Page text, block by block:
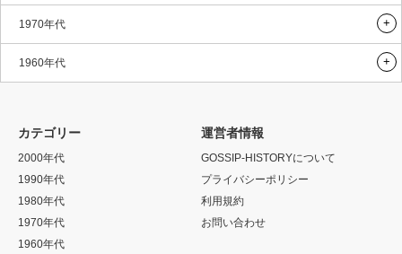
1970年代
1960年代
カテゴリー
2000年代
1990年代
1980年代
1970年代
1960年代
運営者情報
GOSSIP-HISTORYについて
プライバシーポリシー
利用規約
お問い合わせ